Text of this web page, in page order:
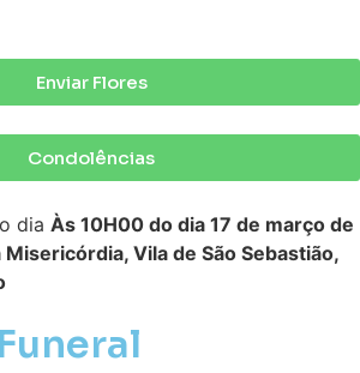
Enviar Flores
Condolências
dia Às 10H00 do dia 17 de março de
Misericórdia, Vila de São Sebastião,